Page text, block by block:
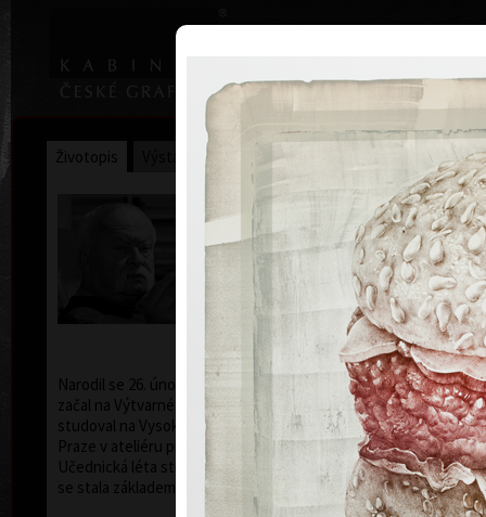
Home
Životopis
Oldřich Kulhánek
* 26. 2. 1940 † 27. 1. 2013
Narodil se 26. února 1940 v Praze. Výtvarná studia
začal na Výtvarné škole v Praze. Od roku 1958
studoval na Vysoké škole uměleckoprůmyslové v
Praze v ateliéru profesora Karla Svolinského.
Učednická léta strávená na škole pod jeho vedením
se stala základem jeho umělecké kariéry.